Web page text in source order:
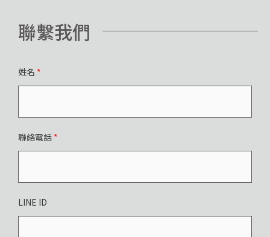
聯繫我們
姓名 *
聯絡電話 *
LINE ID